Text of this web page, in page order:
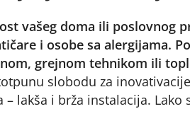
vašeg doma ili poslovnog
i osobe sa alergijama.
grejnom tehnikom ili
slobodu za
lakša i brža instalacija. Lako